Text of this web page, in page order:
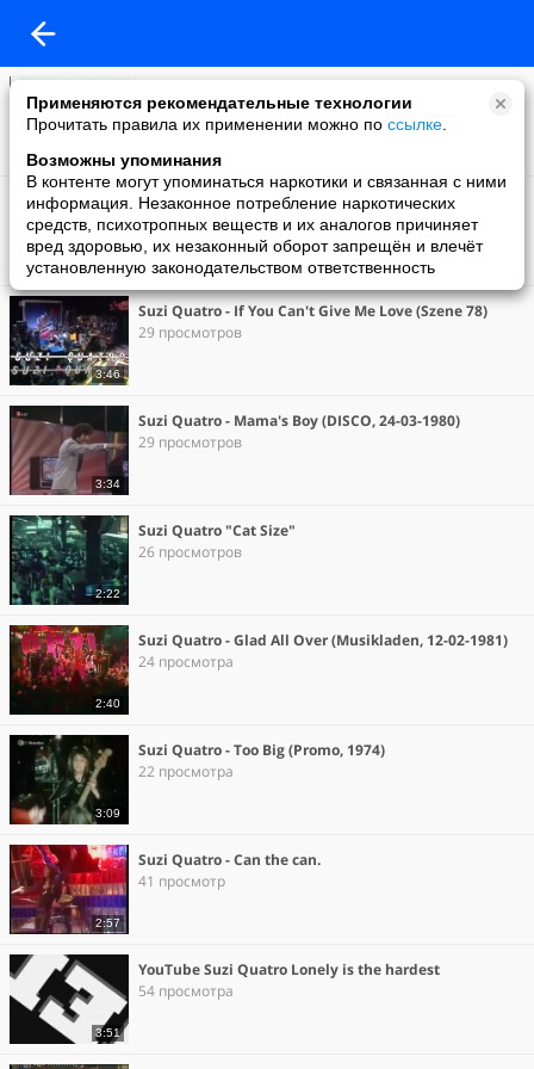
Применяются рекомендательные технологии
Прочитать правила их применении можно по ссылке
Возможны упоминания
В контенте могут упоминаться наркотики и связанная с ними
информация. Незаконное потребление наркотических
средств, психотропных веществ и их аналогов причиняет
вред здоровью, их незаконный оборот запрещён и влечёт
установленную законодательством ответственность
0 просмотров
3:58
Chris Norman & Suzi Quatro «Stumblin'_In»(1978)
0 просмотров
3:46
Suzi Quatro - If You Can't Give Me Love (Szene 78)
29 просмотров
3:34
Suzi Quatro - Mama's Boy (DISCO, 24-03-1980)
29 просмотров
2:22
Suzi Quatro "Cat Size"
26 просмотров
2:40
Suzi Quatro - Glad All Over (Musikladen, 12-02-1981)
24 просмотра
3:09
Suzi Quatro - Too Big (Promo, 1974)
22 просмотра
2:57
Suzi Quatro - Can the can.
41 просмотр
3:51
YouTube Suzi Quatro Lonely is the hardest
54 просмотра